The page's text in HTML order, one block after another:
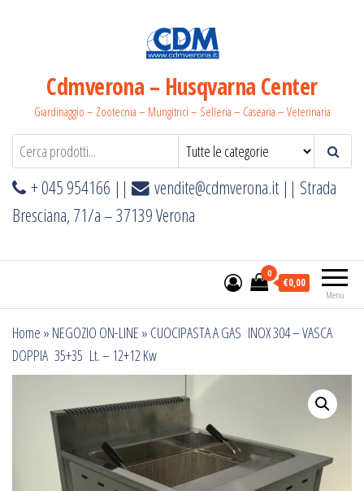
Cdmverona – Husqvarna Center
Giardinaggio – Zootecnia – Mungitrici – Selleria – Casearia – Veterinaria
+ 045 954166 || vendite@cdmverona.it || Strada
Bresciana, 71/a – 37139 Verona
Menu
0
€0,00
Home » NEGOZIO ON-LINE » CUOCIPASTA A GAS INOX 304 – VASCA
DOPPIA 35+35 Lt. – 12+12 Kw